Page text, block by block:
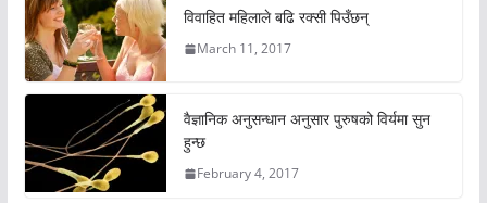
विवाहित महिलाले बढि रक्सी पिउँछन्
March 11, 2017
वैज्ञानिक अनुसन्धान अनुसार पुरुषको विर्यमा सुन
हुन्छ
February 4, 2017